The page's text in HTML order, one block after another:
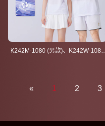
K242M-1080 (男款)、K242W-1080
« 1 2 3